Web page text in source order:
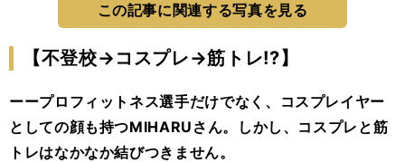
この記事に関連する写真を見る
【不登校→コスプレ→筋トレ!?】
ーープロフィットネス選手だけでなく、コスプレイヤー
としての顔も持つMIHARUさん。しかし、コスプレと筋
トレはなかなか結びつきません。